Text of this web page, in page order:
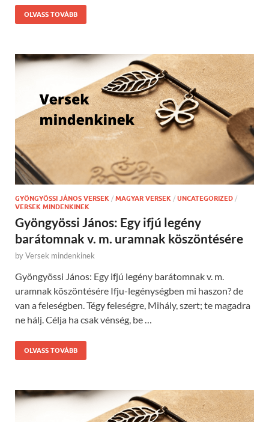
OLVASS TOVÁBB
GYÖNGYÖSSI JÁNOS VERSEK / MAGYAR VERSEK / UNCATEGORIZED /
VERSEK MINDENKINEK
Gyöngyössi János: Egy ifjú legény
barátomnak v. m. uramnak köszöntésére
byVersek mindenkinek
Gyöngyössi János: Egy ifjú legény barátomnak v. m.
uramnak köszöntésére Ifju-legénységben mi haszon? de
van a feleségben. Tégy feleségre, Mihály, szert; te magadra
ne hálj. Célja ha csak vénség, be …
OLVASS TOVÁBB